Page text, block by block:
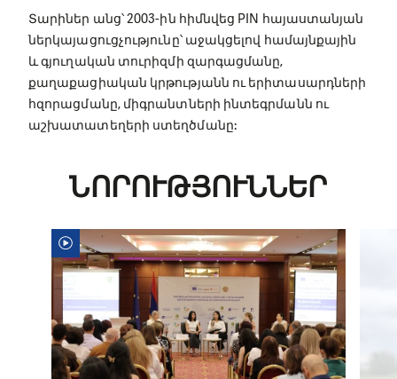
Տարիներ անց՝ 2003-ին հիմնվեց PIN հայաստանյան
ներկայացուցչությունը՝ աջակցելով համայնքային
և գյուղական տուրիզմի զարգացմանը,
քաղաքացիական կրթությանն ու երիտասարդների
հզորացմանը, միգրանտների ինտեգրմանն ու
աշխատատեղերի ստեղծմանը:
ՆՈՐՈՒԹՅՈՒՆՆԵՐ